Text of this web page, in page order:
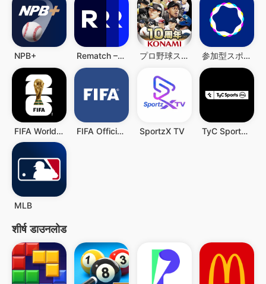
NPB+ Rematch – Sports Highlights プロ野球スピリッツA 参加型スポーツ実況配信アプリDigvoice【ディグボイス】
FIFA World Cup 2026™ FIFA Official App SportzX TV TyC Sports Play
MLB
शीर्ष डाउनलोड